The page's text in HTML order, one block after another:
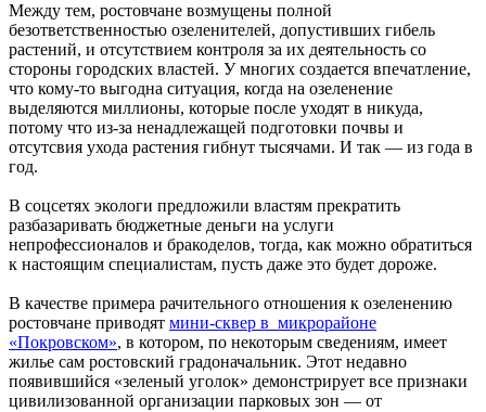
Между тем, ростовчане возмущены полной
безответственностью озеленителей, допустивших гибель
растений, и отсутствием контроля за их деятельность со
стороны городских властей. У многих создается впечатление,
что кому-то выгодна ситуация, когда на озеленение
выделяются миллионы, которые после уходят в никуда,
потому что из-за ненадлежащей подготовки почвы и
отсутсвия ухода растения гибнут тысячами. И так — из года в
год.
В соцсетях экологи предложили властям прекратить
разбазаривать бюджетные деньги на услуги
непрофессионалов и бракоделов, тогда, как можно обратиться
к настоящим специалистам, пусть даже это будет дороже.
В качестве примера рачительного отношения к озеленению
ростовчане приводят мини-сквер в микрорайоне
«Покровском», в котором, по некоторым сведениям, имеет
жилье сам ростовский градоначальник. Этот недавно
появившийся «зеленый уголок» демонстрирует все признаки
цивилизованной организации парковых зон — от